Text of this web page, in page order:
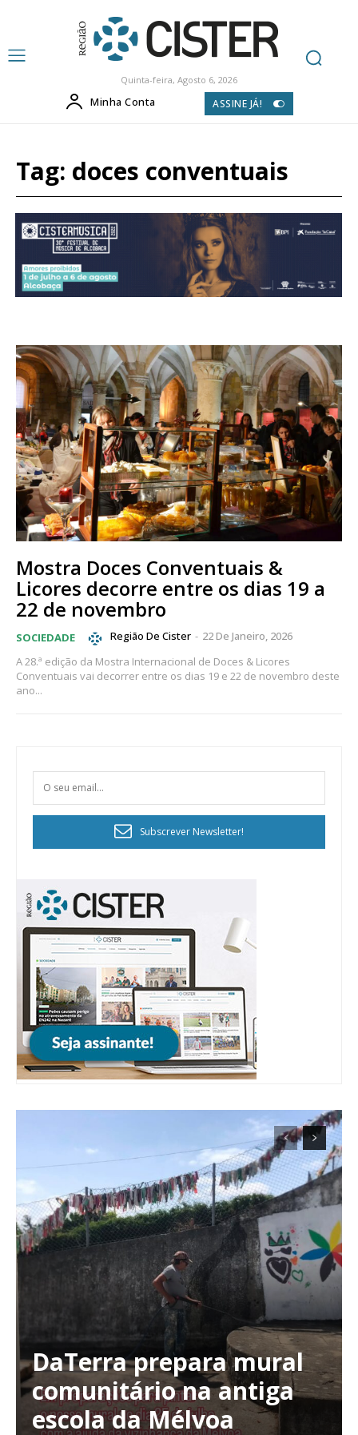
Planos de Assinatura
Faça-se assinante do Região de Cister e ajude-nos a manter este serviço
Quinta-feira, Agosto 6, 2026
Minha Conta ASSINE JÁ!
Tag: doces conventuais
Mostra Doces Conventuais &
Licores decorre entre os dias 19 a
22 de novembro
SOCIEDADE Região De Cister - 22 De Janeiro, 2026
A 28.ª edição da Mostra Internacional de Doces & Licores
Conventuais vai decorrer entre os dias 19 e 22 de novembro deste
ano...
Subscrever Newsletter!
DaTerra prepara mural
comunitário na antiga
escola da Mélvoa